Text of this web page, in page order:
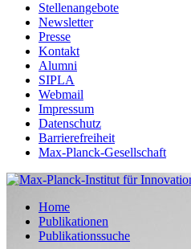
Stellenangebote
Newsletter
Presse
Kontakt
Alumni
SIPLA
Webmail
Impressum
Datenschutz
Barrierefreiheit
Max-Planck-Gesellschaft
Home
Publikationen
Publikationssuche